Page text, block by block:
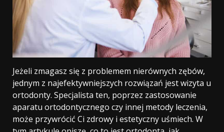
Jeżeli zmagasz się z problemem nierównych zębów,
jednym z najefektywniejszych rozwiązań jest wizyta u
ortodonty. Specjalista ten, poprzez zastosowanie
aparatu ortodontycznego czy innej metody leczenia,
może przywrócić Ci zdrowy i estetyczny uśmiech. W